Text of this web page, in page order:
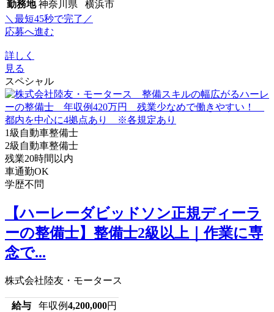
勤務地 神奈川県 横浜市
＼最短45秒で完了／
応募へ進む
詳しく
見る
スペシャル
1級自動車整備士
2級自動車整備士
残業20時間以内
車通勤OK
学歴不問
【ハーレーダビッドソン正規ディーラ
ーの整備士】整備士2級以上｜作業に専
念で...
株式会社陸友・モータース
給与 年収例4,200,000円